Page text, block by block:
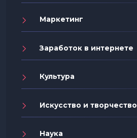
Маркетинг
Заработок в интернете
Культура
Искусство и творчество
Наука